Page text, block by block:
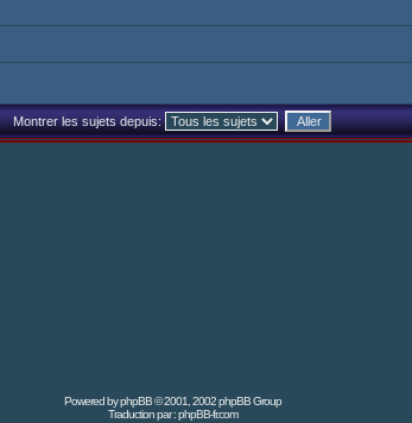
Montrer les sujets depuis:
Powered byphpBB© 2001, 2002 phpBB Group
Traduction par :phpBB-fr.com